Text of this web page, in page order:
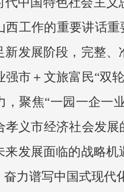
工作的重要讲话
发展阶段，完整
市＋文旅富民“双
聚焦“一园一企一
孝义市经济社会发
来发展面临的战略
力谱写中国式现代